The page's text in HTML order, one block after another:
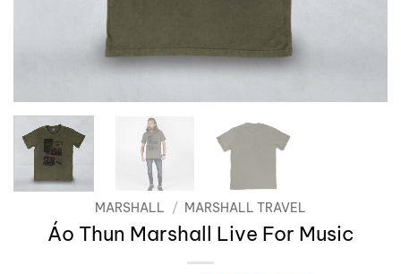
MARSHALL / MARSHALL TRAVEL
Áo Thun Marshall Live For Music